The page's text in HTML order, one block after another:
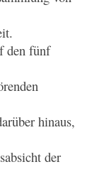
den fünf
hinaus,
der